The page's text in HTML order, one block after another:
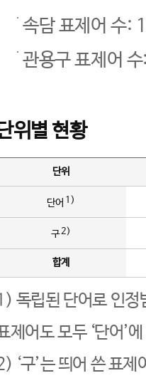
속담 표제어 수:
관용구 표제어
위별 현황
단위
단어 1)
구2)
합계
독립된 단어로 인정
제어도 모두 ‘단어’
‘구’는 띄어 쓴 표